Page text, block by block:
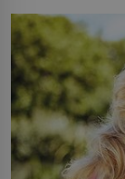
můžete obohatit
větší harmonii a